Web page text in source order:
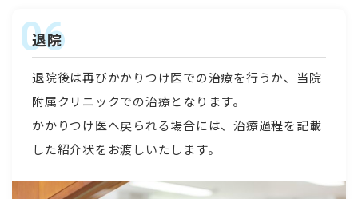
退院
退院後は再びかかりつけ医での治療を行うか、当院
附属クリニックでの治療となります。
かかりつけ医へ戻られる場合には、治療過程を記載
した紹介状をお渡しいたします。